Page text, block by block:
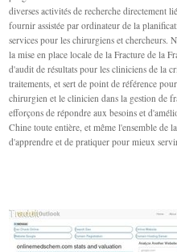
diverses activités de recherche directement
fournir assistée par ordinateur de la
services pour les chirurgiens et chercheurs.
la mise en place locale de la Fracture de la
d'audit de résultats pour les cliniciens de la
traitements, et sert de point de référence
chirurgien et le clinicien dans la gestion de
efforçons de répondre aux besoins et
Chine toute entière, et même l'ensemble de
d'apprendre et de pratiquer pour mieux